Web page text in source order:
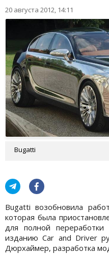
20 августа 2012, 14:11
Bugatti
Bugatti возобновила
которая была
для полной переработки
изданию Car and Driver
Дюрхаймер, разработка